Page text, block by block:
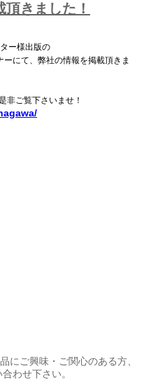
きました！
ー様出版の
にて、弊社の情報を掲載頂きま
非ご覧下さいませ！
にご興味・ご関心のある方、
わせ下さい。